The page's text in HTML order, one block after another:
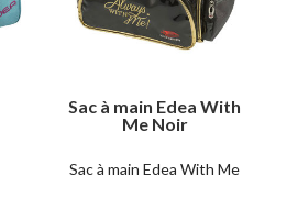
Sac à main Edea With
Me Noir
Sac à main Edea With Me